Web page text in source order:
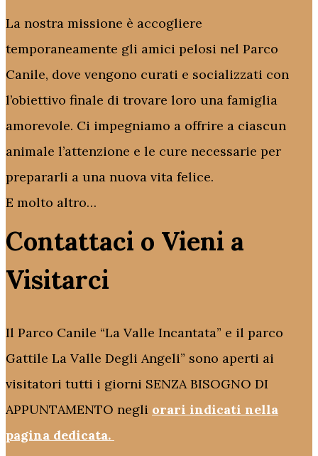
La nostra missione è accogliere
temporaneamente gli amici pelosi nel Parco
Canile, dove vengono curati e socializzati con
l’obiettivo finale di trovare loro una famiglia
amorevole. Ci impegniamo a offrire a ciascun
animale l’attenzione e le cure necessarie per
prepararli a una nuova vita felice.
E molto altro…
Contattaci o Vieni a
Visitarci
Il Parco Canile “La Valle Incantata” e il parco
Gattile La Valle Degli Angeli” sono aperti ai
visitatori tutti i giorni SENZA BISOGNO DI
APPUNTAMENTO negli orari indicati nella
pagina dedicata.